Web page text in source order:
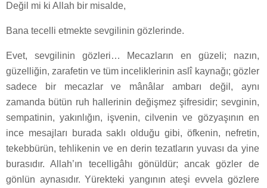
Değil mi ki Allah bir misalde,
Bana tecelli etmekte sevgilinin gözlerinde.
Evet, sevgilinin gözleri… Mecazların en güzeli; nazın,
güzelliğin, zarafetin ve tüm inceliklerinin aslî kaynağı; gözler
sadece bir mecazlar ve mânâlar ambarı değil, aynı
zamanda bütün ruh hallerinin değişmez şifresidir; sevginin,
sempatinin, yakınlığın, işvenin, cilvenin ve gözyaşının en
ince mesajları burada saklı olduğu gibi, öfkenin, nefretin,
tekebbürün, tehlikenin ve en derin tezatların yuvası da yine
burasıdır. Allah’ın tecelligâhı gönüldür; ancak gözler de
gönlün aynasıdır. Yürekteki yangının ateşi evvela gözlere